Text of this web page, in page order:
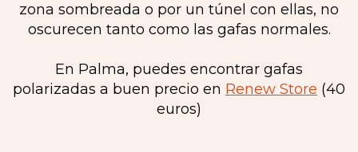
zona sombreada o por un túnel con ellas, no
oscurecen tanto como las gafas normales.
En Palma, puedes encontrar gafas
polarizadas a buen precio en Renew Store (40
euros)